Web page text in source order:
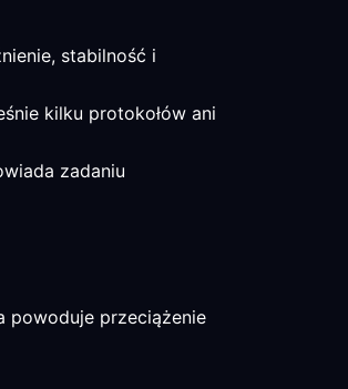
stabilność i
kilku protokołów ani
zadaniu
powoduje przeciążenie